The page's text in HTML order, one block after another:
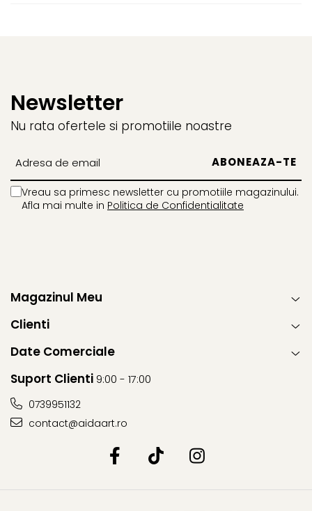
Personalizate
Calendare Personalizate
Rame Foto
Pusculite Personalizate
Brichete Personalizate
Karambite
Bayonete
Sabii si arme din lemn
Newsletter
Nu rata ofertele si promotiile noastre
Vreau sa primesc newsletter cu promotiile magazinului.
Afla mai multe in Politica de Confidentialitate
Magazinul Meu
Clienti
Date Comerciale
Suport Clienti 9:00 - 17:00
0739951132
contact@aidaart.ro